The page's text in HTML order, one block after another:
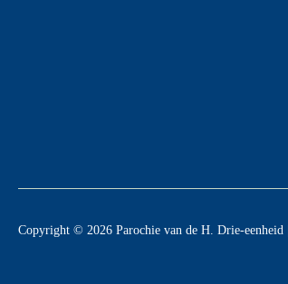
Copyright © 2026 Parochie van de H. Drie-eenheid |